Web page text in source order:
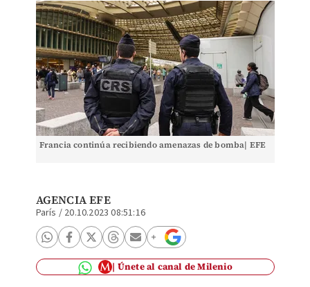
Francia continúa recibiendo amenazas de bomba| EFE
AGENCIA EFE
París / 20.10.2023 08:51:16
Únete al canal de Milenio